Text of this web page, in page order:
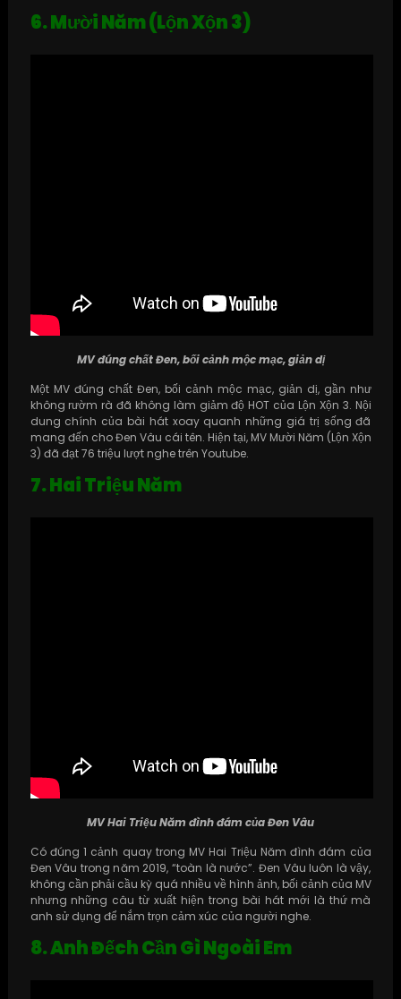
6. Mười Năm (Lộn Xộn 3)
MV đúng chất Đen, bối cảnh mộc mạc, giản dị
Một MV đúng chất Đen, bối cảnh mộc mạc, giản dị, gần như
không rườm rà đã không làm giảm độ HOT của Lộn Xộn 3. Nội
dung chính của bài hát xoay quanh những giá trị sống đã
mang đến cho Đen Vâu cái tên. Hiện tại, MV Mười Năm (Lộn Xộn
3) đã đạt 76 triệu lượt nghe trên Youtube.
7. Hai Triệu Năm
MV Hai Triệu Năm đình đám của Đen Vâu
Có đúng 1 cảnh quay trong MV Hai Triệu Năm đình đám của
Đen Vâu trong năm 2019, “toàn là nước”. Đen Vâu luôn là vậy,
không cần phải cầu kỳ quá nhiều về hình ảnh, bối cảnh của MV
nhưng những câu từ xuất hiện trong bài hát mới là thứ mà
anh sử dụng để nắm trọn cảm xúc của người nghe.
8. Anh Đếch Cần Gì Ngoài Em